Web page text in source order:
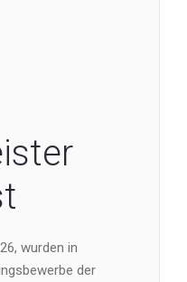
wurden in
der